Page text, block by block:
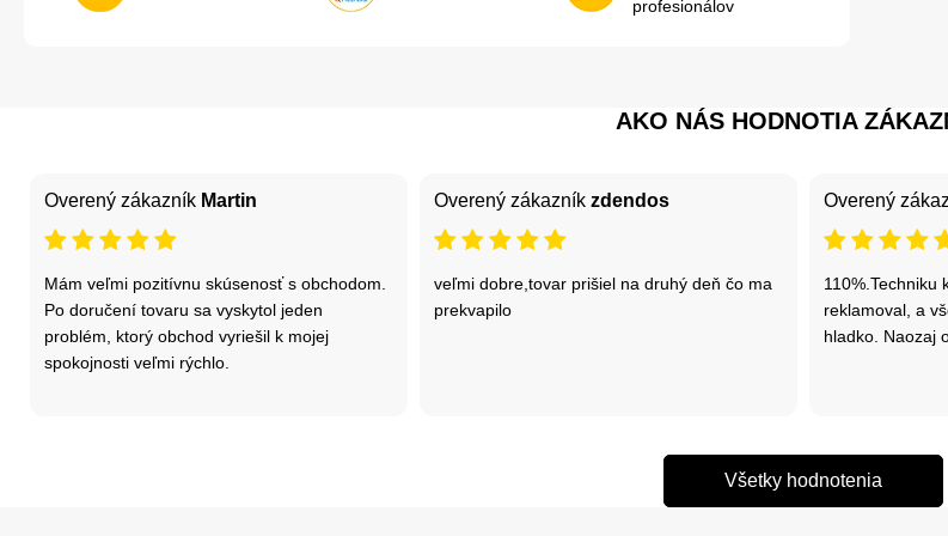
profesionálov
AKO NÁS HODNOTIA
Overený zákazník Martin
Mám veľmi pozitívnu skúsenosť s obchodom.
Po doručení tovaru sa vyskytol jeden
problém, ktorý obchod vyriešil k mojej
spokojnosti veľmi rýchlo.
Overený zákazník zdendos
veľmi dobre,tovar prišiel na druhý deň čo ma
prekvapilo
Overený
110%.Techniku
reklamoval, a
hladko. Naozaj
Všetky hodnotenia